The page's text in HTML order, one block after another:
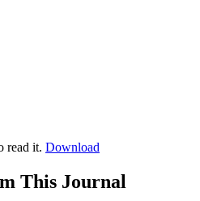
read it. Download
This Journal